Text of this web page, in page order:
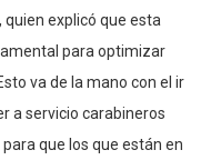
quien explicó que esta
para optimizar
va de la mano con el ir
a servicio carabineros
que los que están en